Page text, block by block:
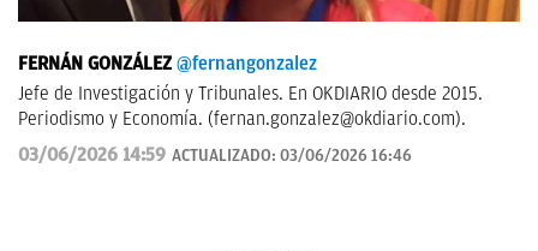
FERNÁN GONZÁLEZ @fernangonzalez
Jefe de Investigación y Tribunales. En OKDIARIO desde 2015.
Periodismo y Economía. (fernan.gonzalez@okdiario.com).
03/06/2026 14:59 ACTUALIZADO: 03/06/2026 16:46